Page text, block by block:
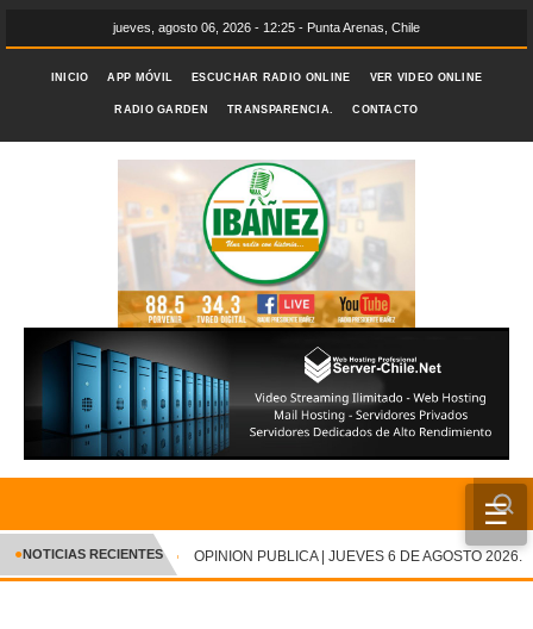
jueves, agosto 06, 2026 - 12:25 - Punta Arenas, Chile
INICIO APP MÓVIL ESCUCHAR RADIO ONLINE VER VIDEO ONLINE
RADIO GARDEN TRANSPARENCIA. CONTACTO
☰
INICIO
CRÓNICA
●NOTICIAS RECIENTES OPINION PUBLICA | JUEVES 6 DE AGOSTO 2026.